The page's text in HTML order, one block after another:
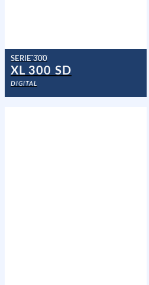
SERIE 300
XL 300 SD
DIGITAL